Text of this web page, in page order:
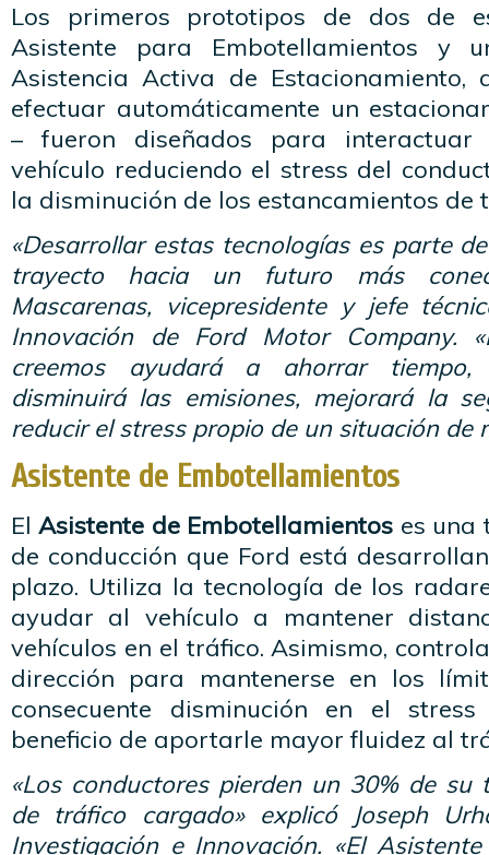
Los primeros prototipos de dos de
Asistente para Embotellamientos y
Asistencia Activa de Estacionamiento,
efectuar automáticamente un
– fueron diseñados para
vehículo reduciendo el stress del
la disminución de los estancamientos de
«Desarrollar estas tecnologías es parte
trayecto hacia un futuro más
Mascarenas, vicepresidente y jefe
Innovación de Ford Motor Company.
creemos ayudará a ahorrar tiempo,
disminuirá las emisiones, mejorará la
reducir el stress propio de un situación de
Asistente de Embotellamientos
ElAsistente de Embotellamientos es una
de conducción que Ford está
plazo. Utiliza la tecnología de los
ayudar al vehículo a mantener
vehículos en el tráfico. Asimismo,
dirección para mantenerse en los
consecuente disminución en el
beneficio de aportarle mayor fluidez al
«Los conductores pierden un 30% de su
de tráfico cargado» explicó Joseph
Investigación e Innovación. «El